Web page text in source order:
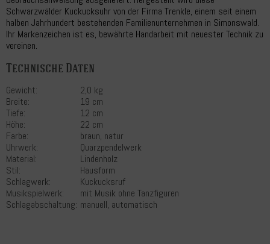
Schwarzwälder Kuckucksuhr von der Firma Trenkle, einem seit einem
halben Jahrhundert bestehenden Familienunternehmen in Simonswald.
Ihr Markenzeichen ist es, bewährte Handarbeit mit neuester Technik zu
vereinen.
Technische Daten
Gewicht:
2,0 kg
Breite:
19 cm
Tiefe:
12 cm
Höhe:
22 cm
Farbe:
braun, natur
Uhrwerk:
Quarzpendelwerk
Material:
Lindenholz
Stil:
Hausform
Schlagwerk:
Kuckucksruf
Musikspielwerk:
mit Musik ohne Tanzfiguren
Schlagabschaltung: manuell, automatisch